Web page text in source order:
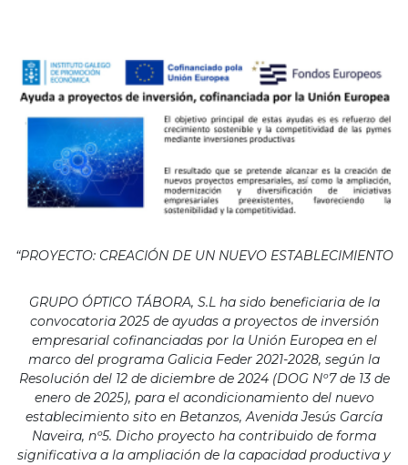
“PROYECTO: CREACIÓN DE UN NUEVO ESTABLECIMIENTO
GRUPO ÓPTICO TÁBORA, S.L ha sido beneficiaria de la
convocatoria 2025 de ayudas a proyectos de inversión
empresarial cofinanciadas por la Unión Europea en el
marco del programa Galicia Feder 2021-2028, según la
Resolución del 12 de diciembre de 2024 (DOG Nº7 de 13 de
enero de 2025), para el acondicionamiento del nuevo
establecimiento sito en Betanzos, Avenida Jesús García
Naveira, nº5. Dicho proyecto ha contribuido de forma
significativa a la ampliación de la capacidad productiva y